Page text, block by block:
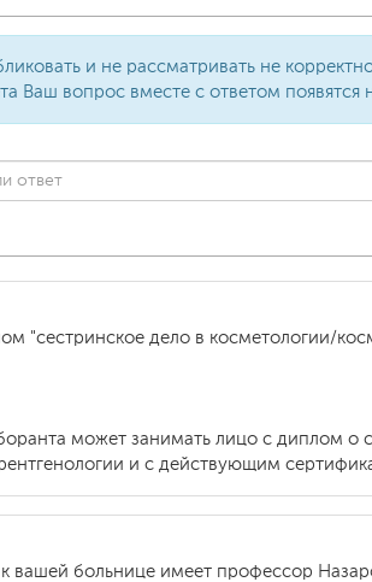
и не рассматривать не
Ваш вопрос вместе с ответом появятся
"сестринское дело в косметологии/
может занимать лицо с диплом
и с действующим
вашей больнице имеет профессор